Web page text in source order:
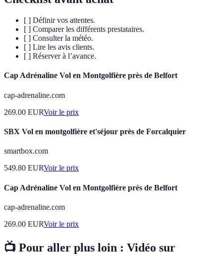
[ ] Définir vos attentes.
[ ] Comparer les différents prestataires.
[ ] Consulter la météo.
[ ] Lire les avis clients.
[ ] Réserver à l’avance.
Cap Adrénaline Vol en Montgolfière près de Belfort
cap-adrenaline.com
269.00 EURVoir le prix
SBX Vol en montgolfière et'séjour près de Forcalquier
smartbox.com
549.80 EURVoir le prix
Cap Adrénaline Vol en Montgolfière près de Belfort
cap-adrenaline.com
269.00 EURVoir le prix
📺 Pour aller plus loin : Vidéo sur